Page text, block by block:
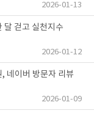
2026-01-13
달 걷고 실천지수
2026-01-12
네이버 방문자 리뷰
2026-01-09